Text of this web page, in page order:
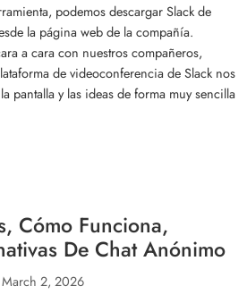
podemos descargar Slack de
la página web de la compañía.
a cara con nuestros compañeros,
de videoconferencia de Slack nos
pantalla y las ideas de forma muy sencilla
Cómo Funciona,
De Chat Anónimo
March 2, 2026